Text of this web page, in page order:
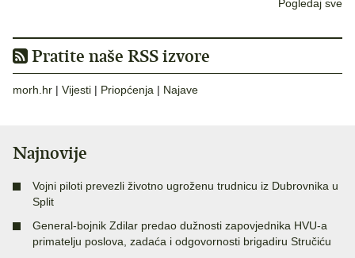
Pogledaj sve
Pratite naše RSS izvore
morh.hr | Vijesti | Priopćenja | Najave
Najnovije
Vojni piloti prevezli životno ugroženu trudnicu iz Dubrovnika u
Split
General-bojnik Zdilar predao dužnosti zapovjednika HVU-a
primatelju poslova, zadaća i odgovornosti brigadiru Stručiću